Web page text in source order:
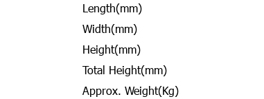
Length(mm)
Width(mm)
Height(mm)
Total Height(mm)
Approx. Weight(Kg)